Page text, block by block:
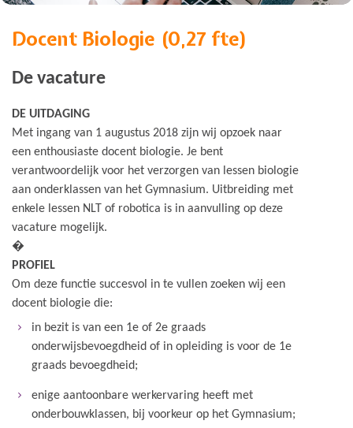
Vacature niet meer actief
Docent Biologie (0,27 fte)
De vacature
DE UITDAGING
Met ingang van 1 augustus 2018 zijn wij opzoek naar
een enthousiaste docent biologie. Je bent
verantwoordelijk voor het verzorgen van lessen biologie
aan onderklassen van het Gymnasium. Uitbreiding met
enkele lessen NLT of robotica is in aanvulling op deze
vacature mogelijk.
�
PROFIEL
Om deze functie succesvol in te vullen zoeken wij een
docent biologie die:
in bezit is van een 1e of 2e graads
onderwijsbevoegdheid of in opleiding is voor de 1e
graads bevoegdheid;
enige aantoonbare werkervaring heeft met
onderbouwklassen, bij voorkeur op het Gymnasium;